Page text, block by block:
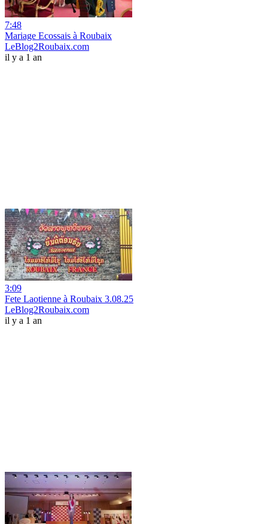
7:48
Mariage Ecossais à Roubaix
LeBlog2Roubaix.com
il y a 1 an
3:09
Fete Laotienne à Roubaix 3.08.25
LeBlog2Roubaix.com
il y a 1 an